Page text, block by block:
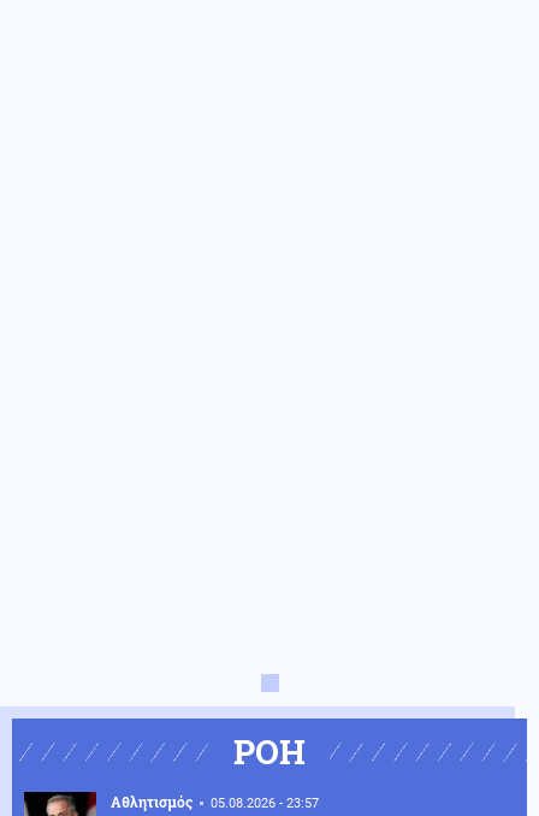
ΡΟΗ
Αθλητισμός 05.08.2026 - 23:57